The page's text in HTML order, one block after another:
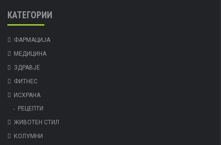
КАТЕГОРИИ
ФАРМАЦИЈА
МЕДИЦИНА
ЗДРАВЈЕ
ФИТНЕС
ИСХРАНА
РЕЦЕПТИ
ЖИВОТЕН СТИЛ
КОЛУМНИ